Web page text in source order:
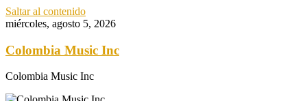
Saltar al contenido
miércoles, agosto 5, 2026
Colombia Music Inc
Colombia Music Inc